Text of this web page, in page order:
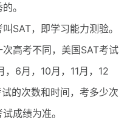
。
，即学习能力测验。
高考不同，美国SAT考试
6月，10月，11月，12
的次数和时间，考多少次
成绩为准。